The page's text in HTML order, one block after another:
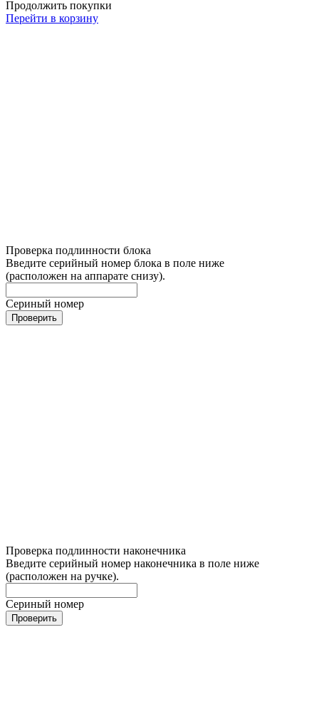
Продолжить покупки
Перейти в корзину
Проверка подлинности блока
Введите серийный номер блока в поле ниже
(расположен на аппарате снизу).
Сериный номер
Проверить
Проверка подлинности наконечника
Введите серийный номер наконечника в поле ниже
(расположен на ручке).
Сериный номер
Проверить